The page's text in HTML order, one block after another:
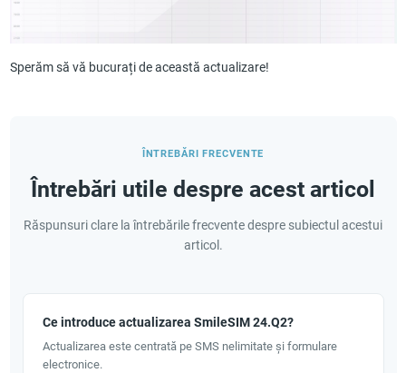
Sperăm să vă bucurați de această actualizare!
ÎNTREBĂRI FRECVENTE
Întrebări utile despre acest articol
Răspunsuri clare la întrebările frecvente despre subiectul acestui
articol.
Ce introduce actualizarea SmileSIM 24.Q2?
Actualizarea este centrată pe SMS nelimitate și formulare
electronice.